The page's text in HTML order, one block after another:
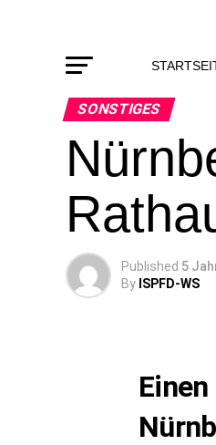
SONSTIGES
Published 5
By ISPFD-WS